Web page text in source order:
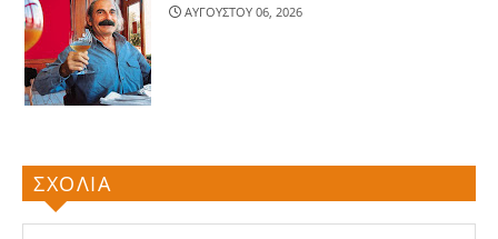
ΑΥΓΟΥΣΤΟΥ 06, 2026
ΣΧΟΛΙΑ